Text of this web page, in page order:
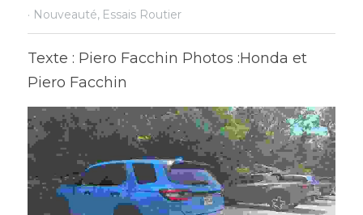
· Nouveauté, Essais Routier
Texte : Piero Facchin Photos :Honda et
Piero Facchin